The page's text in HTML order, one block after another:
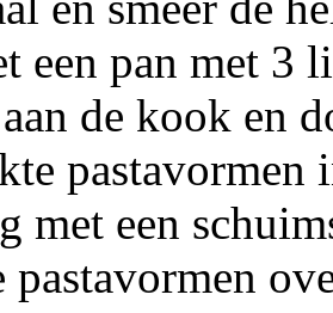
een pan met 3
de kook en
pastavormen
met een
pastavormen